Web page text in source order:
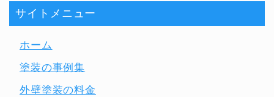
サイトメニュー
ホーム
塗装の事例集
外壁塗装の料金